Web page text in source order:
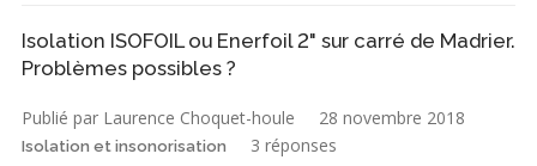
Isolation ISOFOIL ou Enerfoil 2" sur carré de Madrier.
Problèmes possibles ?
Publié par Laurence Choquet-houle 28 novembre 2018
Isolation et insonorisation 3 réponses